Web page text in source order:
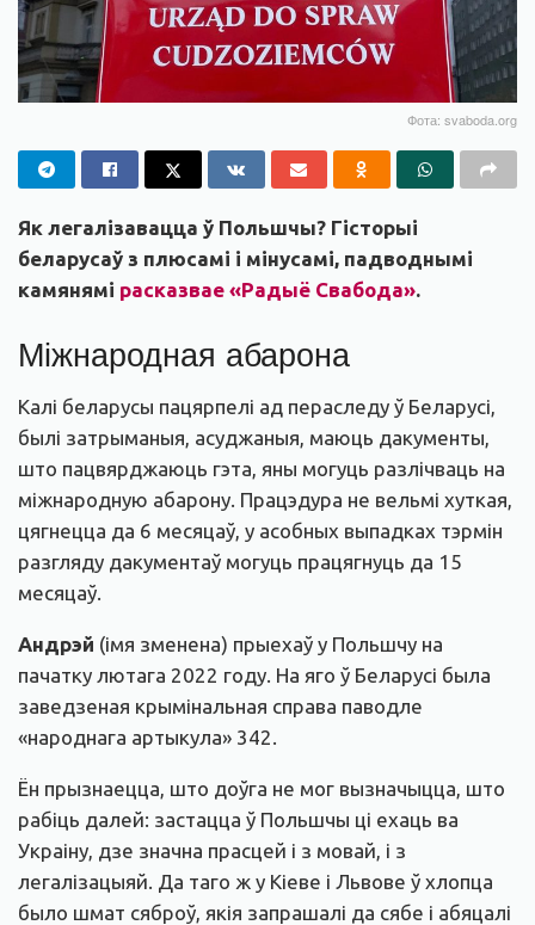
Фота: svaboda.org
Як легалізавацца ў Польшчы? Гісторыі
беларусаў з плюсамі і мінусамі, падводнымі
камянямі расказвае «Радыё Свабода».
Міжнародная абарона
Калі беларусы пацярпелі ад пераследу ў Беларусі,
былі затрыманыя, асуджаныя, маюць дакументы,
што пацвярджаюць гэта, яны могуць разлічваць на
міжнародную абарону. Працэдура не вельмі хуткая,
цягнецца да 6 месяцаў, у асобных выпадках тэрмін
разгляду дакументаў могуць працягнуць да 15
месяцаў.
Андрэй (імя зменена) прыехаў у Польшчу на
пачатку лютага 2022 году. На яго ў Беларусі была
заведзеная крымінальная справа паводле
«народнага артыкула» 342.
Ён прызнаецца, што доўга не мог вызначыцца, што
рабіць далей: застацца ў Польшчы ці ехаць ва
Украіну, дзе значна прасцей і з мовай, і з
легалізацыяй. Да таго ж у Кіеве і Львове ў хлопца
было шмат сяброў, якія запрашалі да сябе і абяцалі